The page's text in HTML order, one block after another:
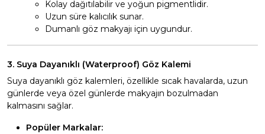
Kolay dağıtılabilir ve yoğun pigmentlidir.
Uzun süre kalıcılık sunar.
Dumanlı göz makyajı için uygundur.
3. Suya Dayanıklı (Waterproof) Göz Kalemi
Suya dayanıklı göz kalemleri, özellikle sıcak havalarda, uzun
günlerde veya özel günlerde makyajın bozulmadan
kalmasını sağlar.
Popüler Markalar: